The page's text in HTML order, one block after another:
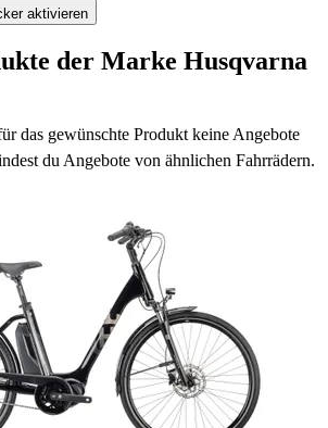
aktivieren
der Marke Husqvarna
das gewünschte Produkt keine Angebote
du Angebote von ähnlichen Fahrrädern.